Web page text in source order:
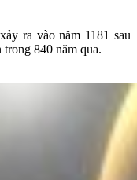
ra vào năm 1181 sau
840 năm qua.